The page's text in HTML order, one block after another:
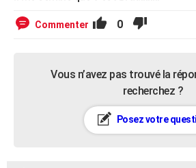
Commenter 0
Vous n’avez pas trouvé la
recherchez ?
Posez votre